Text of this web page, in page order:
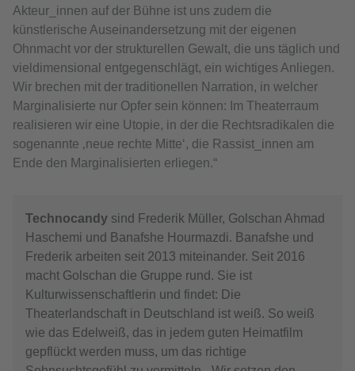
Akteur_innen auf der Bühne ist uns zudem die
künstlerische Auseinandersetzung mit der eigenen
Ohnmacht vor der strukturellen Gewalt, die uns täglich und
vieldimensional entgegenschlägt, ein wichtiges Anliegen.
Wir brechen mit der traditionellen Narration, in welcher
Marginalisierte nur Opfer sein können: Im Theaterraum
realisieren wir eine Utopie, in der die Rechtsradikalen die
sogenannte ‚neue rechte Mitte‘, die Rassist_innen am
Ende den Marginalisierten erliegen.“
Technocandy sind Frederik Müller, Golschan Ahmad
Haschemi und Banafshe Hourmazdi. Banafshe und
Frederik arbeiten seit 2013 miteinander. Seit 2016
macht Golschan die Gruppe rund. Sie ist
Kulturwissenschaftlerin und findet: Die
Theaterlandschaft in Deutschland ist weiß. So weiß
wie das Edelweiß, das in jedem guten Heimatfilm
gepflückt werden muss, um das richtige